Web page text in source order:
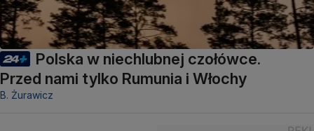
Polska w niechlubnej czołówce.
Przed nami tylko Rumunia i Włochy
B. Żurawicz